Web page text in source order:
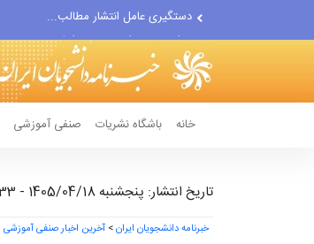
مواضع مزدوران سعودی را با...
ضربه مغزی بیش از ۷۰۰ نظامی...
خانه باشگاه نشریات صنفی آموزشی
تاریخ انتشار: پنجشنبه 1405/04/18 - 03:33
خبرنامه دانشجویان ایران> آخرین اخبار صنفی آموزشی